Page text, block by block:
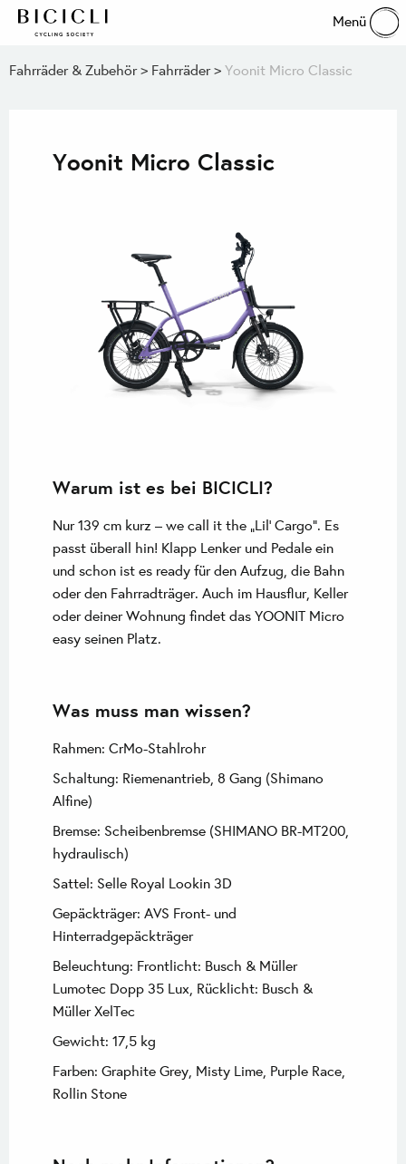
Menü
Fahrräder & Zubehör Fahrräder Yoonit Micro Classic
Yoonit Micro Classic
Warum ist es bei BICICLI?
Nur 139 cm kurz – we call it the „Lil‘ Cargo“. Es
passt überall hin! Klapp Lenker und Pedale ein
und schon ist es ready für den Aufzug, die Bahn
oder den Fahrradträger. Auch im Hausflur, Keller
oder deiner Wohnung findet das YOONIT Micro
easy seinen Platz.
Was muss man wissen?
Rahmen: CrMo-Stahlrohr
Schaltung: Riemenantrieb, 8 Gang (Shimano
Alfine)
Bremse: Scheibenbremse (SHIMANO BR-MT200,
hydraulisch)
Sattel: Selle Royal Lookin 3D
Gepäckträger: AVS Front- und
Hinterradgepäckträger
Beleuchtung: Frontlicht: Busch & Müller
Lumotec Dopp 35 Lux, Rücklicht: Busch &
Müller XelTec
Gewicht: 17,5 kg
Farben: Graphite Grey, Misty Lime, Purple Race,
Rollin Stone